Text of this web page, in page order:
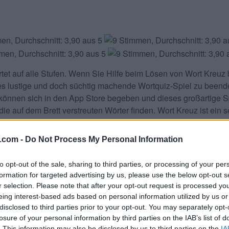
- Do Not Process My Personal Information
opt-out of the sale, sharing to third parties, or processing of your
for targeted advertising by us, please use the below opt-out
selection. Please note that after your opt-out request is processed
interest-based ads based on personal information utilized by us
to third parties prior to your opt-out. You may separately
of your personal information by third parties on the IAB’s list of
auf alle Stufen. Wenn Sie Hilfe beim Lösen von Wort Kreuz
lustige und doch süchtig machende Wortquiz-Spiel zu
sich in den App Store begeben und dieses großartige
auf dem Brett verstreuten Wörter finden. Wort Kreuz ist ein
finden sollten, um Wörter zu bilden. Holen Sie sich jetzt
Google Play Store und holen Sie sich Wort Kreuz
Teilen und bewerten Sie das Spiel mit Ihrer Freundesliste,
Geben Sie alle